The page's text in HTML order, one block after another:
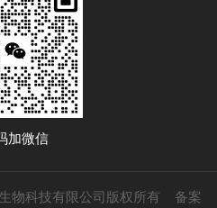
加微信
物科技有限公司版权所有 备案